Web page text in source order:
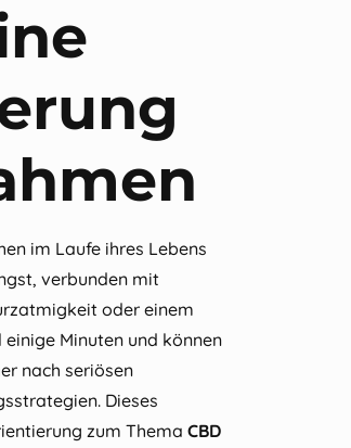
im Laufe ihres Lebens
verbunden mit
oder einem
Minuten und können
nach seriösen
Dieses
zum ThemaCBD